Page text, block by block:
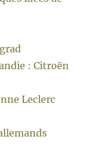
: Citroën
Leclerc